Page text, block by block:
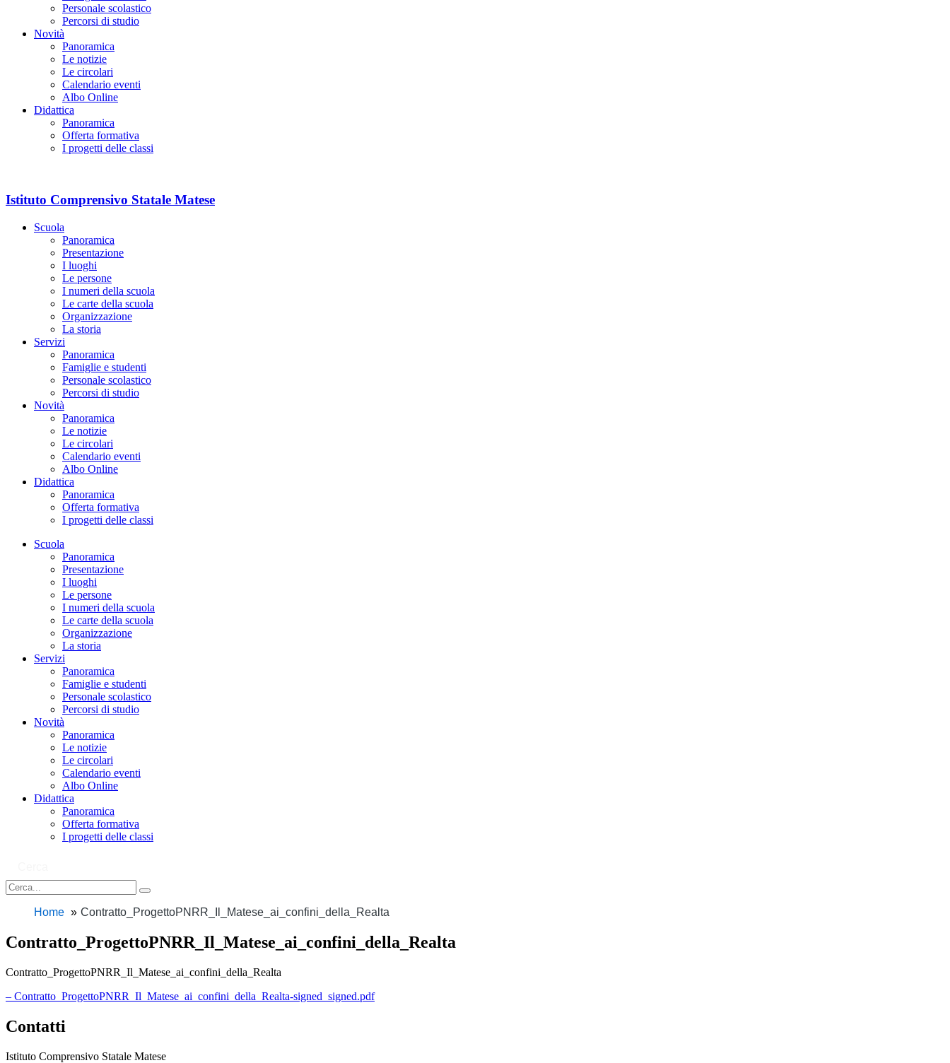
Personale scolastico
Percorsi di studio
Novità
Panoramica
Le notizie
Le circolari
Calendario eventi
Albo Online
Didattica
Panoramica
Offerta formativa
I progetti delle classi
Istituto Comprensivo Statale Matese
Scuola
Panoramica
Presentazione
I luoghi
Le persone
I numeri della scuola
Le carte della scuola
Organizzazione
La storia
Servizi
Panoramica
Famiglie e studenti
Personale scolastico
Percorsi di studio
Novità
Panoramica
Le notizie
Le circolari
Calendario eventi
Albo Online
Didattica
Panoramica
Offerta formativa
I progetti delle classi
Scuola
Panoramica
Presentazione
I luoghi
Le persone
I numeri della scuola
Le carte della scuola
Organizzazione
La storia
Servizi
Panoramica
Famiglie e studenti
Personale scolastico
Percorsi di studio
Novità
Panoramica
Le notizie
Le circolari
Calendario eventi
Albo Online
Didattica
Panoramica
Offerta formativa
I progetti delle classi
Home Contratto_ProgettoPNRR_Il_Matese_ai_confini_della_Realta
Contratto_ProgettoPNRR_Il_Matese_ai_confini_della_Realta
Contratto_ProgettoPNRR_Il_Matese_ai_confini_della_Realta
– Contratto_ProgettoPNRR_Il_Matese_ai_confini_della_Realta-signed_signed.pdf
Contatti
Istituto Comprensivo Statale Matese